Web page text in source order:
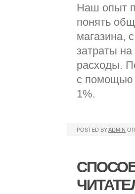
Наш опыт
понять
магазина,
затраты
расходы.
с помощью
1%.
POSTED BYADMIN